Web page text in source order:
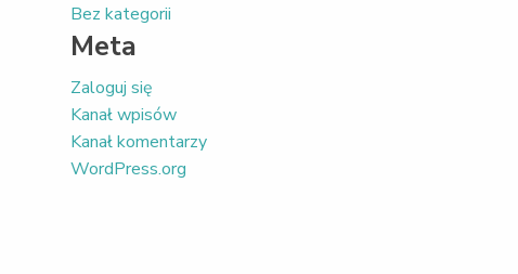
Bez kategorii
Meta
Zaloguj się
Kanał wpisów
Kanał komentarzy
WordPress.org